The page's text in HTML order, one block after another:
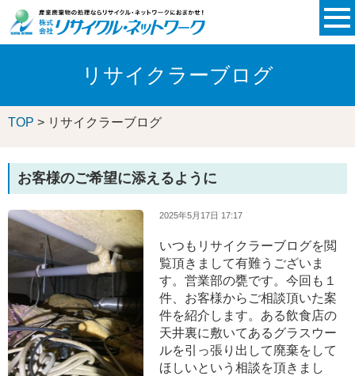
リサイクラーブログ
TOP > リサイクラーブログ
お客様のご希望に添えるように
2025年5月17日 17:17
いつもリサイクラーブログを閲
覧頂きまして有難うございま
す。営業部の甕です。今回も１
件、お客様からご相談頂いた案
件を紹介します。ある飲食店の
天井裏に敷いてあるグラスウー
ルを引っ張り出して廃棄をして
ほしいという相談を頂きまし